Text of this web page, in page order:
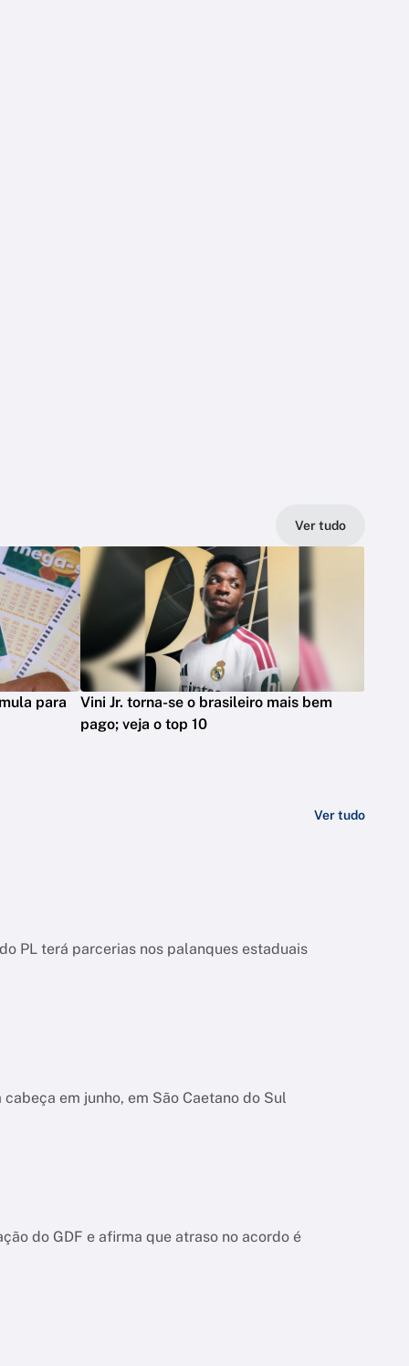
Ver tudo
para
Vini Jr. torna-se o brasileiro mais bem
pago; veja o top 10
Ver tudo
PL terá parcerias nos palanques estaduais
em junho, em São Caetano do Sul
do GDF e afirma que atraso no acordo é